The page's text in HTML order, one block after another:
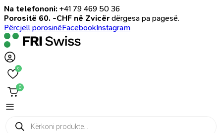
Na telefononi: +41 79 469 50 36
Porositë 60. -CHF në Zvicër dërgesa pa pagesë.
Përcjell porosinëFacebookInstagram
0
0
Products
search